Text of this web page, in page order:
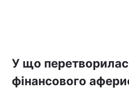
У що
фінансового